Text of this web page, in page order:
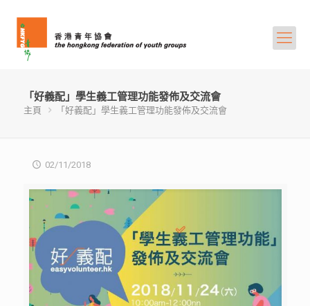
「好義配」學生義工管理功能發佈及交流會
主頁 「好義配」學生義工管理功能發佈及交流會
02/11/2018